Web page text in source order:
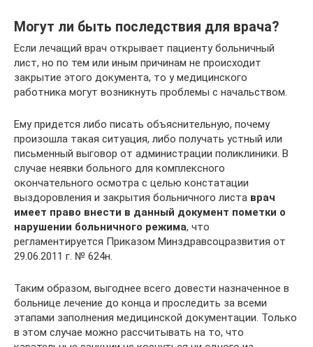
Могут ли быть последствия для врача?
Если лечащий врач открывает пациенту больничный
лист, но по тем или иным причинам не происходит
закрытие этого документа, то у медицинского
работника могут возникнуть проблемы с начальством.
Ему придется либо писать объяснительную, почему
произошла такая ситуация, либо получать устный или
письменный выговор от администрации поликлиники. В
случае неявки больного для комплексного
окончательного осмотра с целью констатации
выздоровления и закрытия больничного листа врач
имеет право внести в данный документ пометки о
нарушении больничного режима, что
регламентируется Приказом Минздравсоцразвития от
29.06.2011 г. № 624н.
Таким образом, выгоднее всего довести назначенное в
больнице лечение до конца и проследить за всеми
этапами заполнения медицинской документации. Только
в этом случае можно рассчитывать на то, что